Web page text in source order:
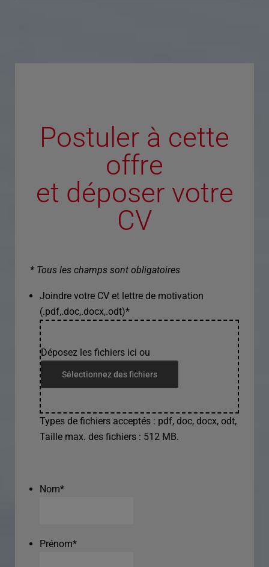
Postuler à cette
offre
et déposer votre
CV
* Tous les champs sont obligatoires
Joindre votre CV et lettre de motivation
(.pdf,.doc,.docx,.odt)*
Déposez les fichiers ici ou
Sélectionnez des fichiers
Types de fichiers acceptés : pdf, doc, docx, odt,
Taille max. des fichiers : 512 MB.
Nom*
Prénom*